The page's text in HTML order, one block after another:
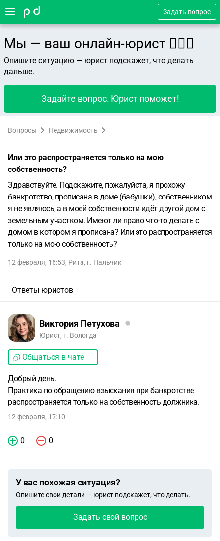
Задать вопрос
Мы — ваш онлайн-юрист 👨🏻‍⚖️
Опишите ситуацию — юрист подскажет, что делать
дальше.
Задайте вопрос. Юрист поможет!
Вопросы Недвижимость
Или это распространяется только на мою
собственность?
Здравствуйте. Подскажите, пожалуйста, я прохожу
банкротство, прописана в доме (бабушки), собственником
я не являюсь, а в моей собственности идёт другой дом с
земельным участком. Имеют ли право что-то делать с
домом в котором я прописана? Или это распространяется
только на мою собственность?
12 февраля, 16:53, Рита, г. Нальчик
Ответы юристов
Виктория Петухова
Юрист, г. Вологда
Общаться в чате
Добрый день.
Практика по обращению взыскания при банкротстве
распространяется только на собственность должника.
12 февраля, 17:10
0 0
У вас похожая ситуация?
Опишите свои детали — юрист подскажет, что делать.
Задать свой вопрос